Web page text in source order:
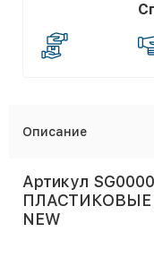
Описание
Артикул
ПЛАСТИКОВЫЕ
NEW